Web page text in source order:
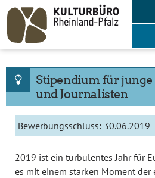
Skip
content
Stipendium für
und Journalisten
Bewerbungsschluss: 30.06.2019
2019 ist ein turbulentes Jahr für
es mit einem starken Moment der